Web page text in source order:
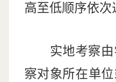
高至低顺序依次
实地考察
察对象所在单